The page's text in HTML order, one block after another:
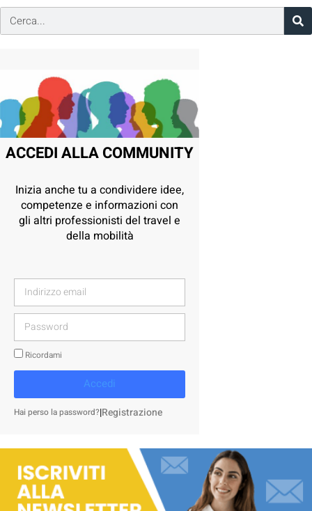
ACCEDI ALLA COMMUNITY
Inizia anche tu a condividere idee,
competenze e informazioni con
gli altri professionisti del travel e
della mobilità
Ricordami
Accedi
Hai perso la password?|Registrazione